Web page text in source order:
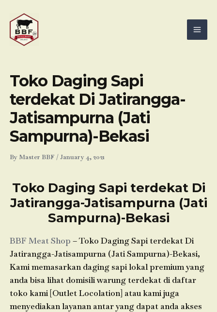
content
Toko Daging Sapi
terdekat Di Jatirangga-
Jatisampurna (Jati
Sampurna)-Bekasi
By Master BBF /January 4, 2021
Toko Daging Sapi terdekat Di
Jatirangga-Jatisampurna (Jati
Sampurna)-Bekasi
BBF Meat Shop – Toko Daging Sapi terdekat Di
Jatirangga-Jatisampurna (Jati Sampurna)-Bekasi,
Kami memasarkan daging sapi lokal premium yang
anda bisa lihat domisili warung terdekat di daftar
toko kami [Outlet Locolation] atau kami juga
menyediakan layanan antar yang dapat anda akses